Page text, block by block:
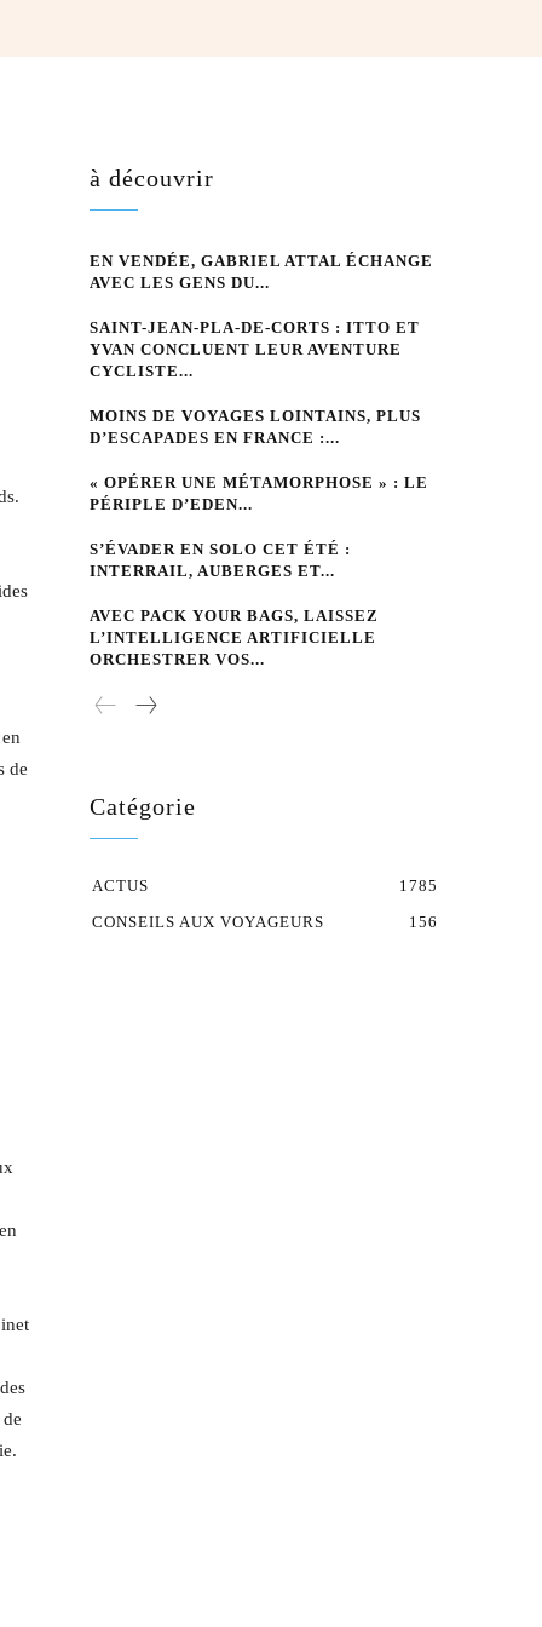
de
à découvrir
EN VENDÉE, GABRIEL ATTAL ÉCHANGE
AVEC LES GENS DU...
SAINT-JEAN-PLA-DE-CORTS : ITTO ET
YVAN CONCLUENT LEUR AVENTURE
CYCLISTE...
MOINS DE VOYAGES LOINTAINS, PLUS
D’ESCAPADES EN FRANCE :...
« OPÉRER UNE MÉTAMORPHOSE » : LE
PÉRIPLE D’EDEN...
S’ÉVADER EN SOLO CET ÉTÉ :
INTERRAIL, AUBERGES ET...
AVEC PACK YOUR BAGS, LAISSEZ
L’INTELLIGENCE ARTIFICIELLE
ORCHESTRER VOS...
Catégorie
ACTUS
1785
CONSEILS AUX VOYAGEURS
156